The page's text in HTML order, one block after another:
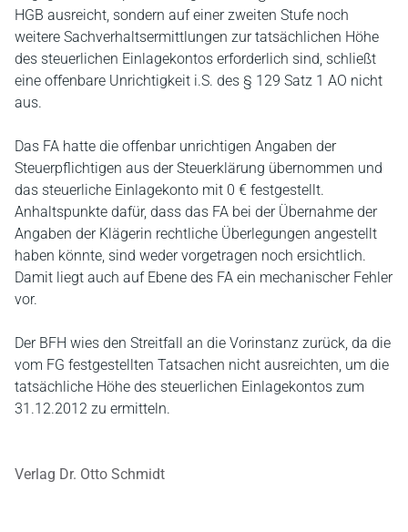
HGB ausreicht, sondern auf einer zweiten Stufe noch
weitere Sachverhaltsermittlungen zur tatsächlichen Höhe
des steuerlichen Einlagekontos erforderlich sind, schließt
eine offenbare Unrichtigkeit i.S. des § 129 Satz 1 AO nicht
aus.
Das FA hatte die offenbar unrichtigen Angaben der
Steuerpflichtigen aus der Steuerklärung übernommen und
das steuerliche Einlagekonto mit 0 € festgestellt.
Anhaltspunkte dafür, dass das FA bei der Übernahme der
Angaben der Klägerin rechtliche Überlegungen angestellt
haben könnte, sind weder vorgetragen noch ersichtlich.
Damit liegt auch auf Ebene des FA ein mechanischer Fehler
vor.
Der BFH wies den Streitfall an die Vorinstanz zurück, da die
vom FG festgestellten Tatsachen nicht ausreichten, um die
tatsächliche Höhe des steuerlichen Einlagekontos zum
31.12.2012 zu ermitteln.
Verlag Dr. Otto Schmidt